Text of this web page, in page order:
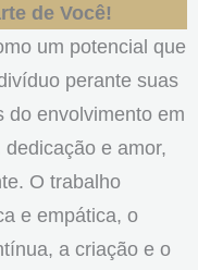
de Você!
um potencial que
perante suas
do envolvimento em
e amor,
O trabalho
e empática, o
a criação e o